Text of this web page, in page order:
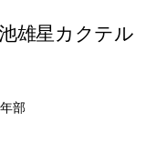
雄星カクテル
部